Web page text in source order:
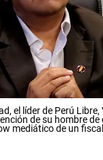
el líder de Perú
de su hombre
mediático de un